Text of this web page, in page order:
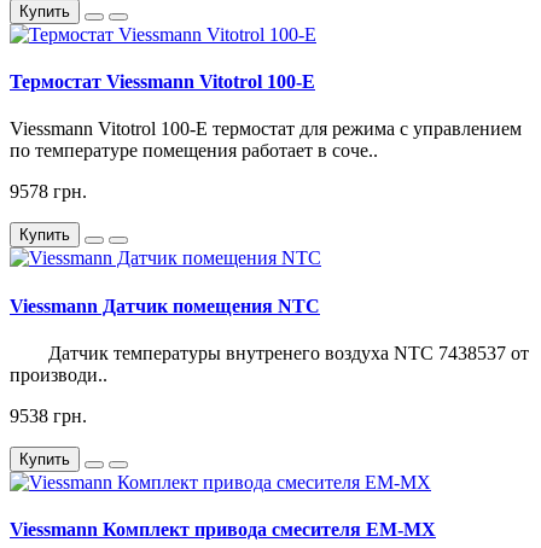
Купить
Термостат Viessmann Vitotrol 100-E
Viessmann Vitotrol 100-E термостат для режима с управлением
по температуре помещения работает в соче..
9578 грн.
Купить
Viessmann Датчик помещения NTC
Датчик температуры внутренего воздуха NTC 7438537 от
производи..
9538 грн.
Купить
Viessmann Комплект привода смесителя EM-MX